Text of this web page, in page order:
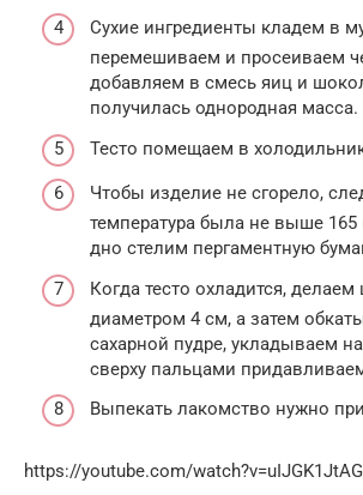
Сухие ингредиенты кладем в
перемешиваем и просеиваем
добавляем в смесь яиц и
получилась однородная масса.
Тесто помещаем в
Чтобы изделие не сгорело,
температура была не выше 165
дно стелим пергаментную
Когда тесто охладится,
диаметром 4 см, а затем
сахарной пудре, укладываем
сверху пальцами
Выпекать лакомство нужно
https://youtube.com/